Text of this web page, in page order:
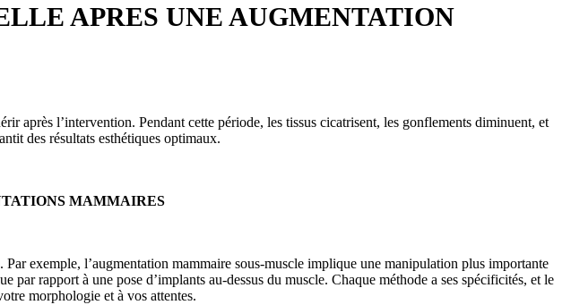
APRES UNE AUGMENTATION
après l’intervention. Pendant cette période, les tissus cicatrisent, les gonflements diminuent, et
des résultats esthétiques optimaux.
MAMMAIRES
exemple, l’augmentation mammaire sous-muscle implique une manipulation plus importante
rapport à une pose d’implants au-dessus du muscle. Chaque méthode a ses spécificités, et le
morphologie et à vos attentes.